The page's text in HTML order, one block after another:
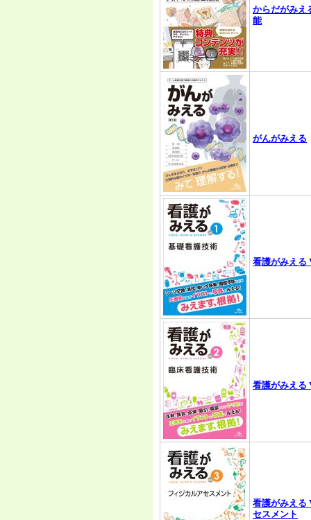
からだがみえ
能
がんがみえる
看護がみえる
看護がみえる
看護がみえる
セスメント